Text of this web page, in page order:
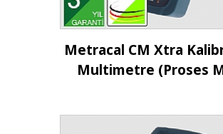
İncele
Metracal CM Xtra
Multimetre (Proses